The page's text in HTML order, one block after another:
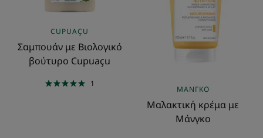
CUPUAÇU
Σαμπουάν με Βιολογικό
βούτυρο Cupuaçu
1
ΜΆΝΓΚΟ
Μαλακτική κρέμα με
Μάνγκο